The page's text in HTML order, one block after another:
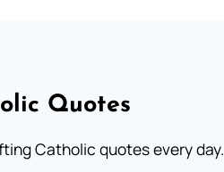
Quotes
Catholic quotes every day.